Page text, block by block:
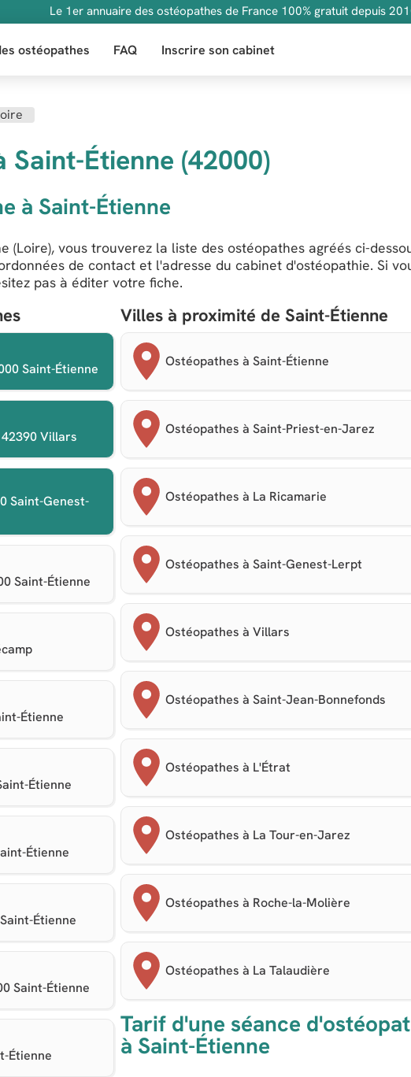
Le 1er annuaire des ostéopathes de France 100% gratuit depuis
ostéopathes FAQ Inscrire son cabinet
Saint-Étienne (42000)
à Saint-Étienne
(Loire), vous trouverez la liste des ostéopathes agréés ci-
de contact et l'adresse du cabinet d'ostéopathie. Si
pas à éditer votre fiche.
Saint-Étienne
Villars
Saint-Genest-
Saint-Étienne
Étienne
Étienne
Étienne
Étienne
Saint-Étienne
Étienne
Villes à proximité de Saint-Étienne
Ostéopathes à Saint-Étienne
Ostéopathes à Saint-Priest-en-Jarez
Ostéopathes à La Ricamarie
Ostéopathes à Saint-Genest-Lerpt
Ostéopathes à Villars
Ostéopathes à Saint-Jean-Bonnefonds
Ostéopathes à L'Étrat
Ostéopathes à La Tour-en-Jarez
Ostéopathes à Roche-la-Molière
Ostéopathes à La Talaudière
Tarif d'une séance
à Saint-Étienne